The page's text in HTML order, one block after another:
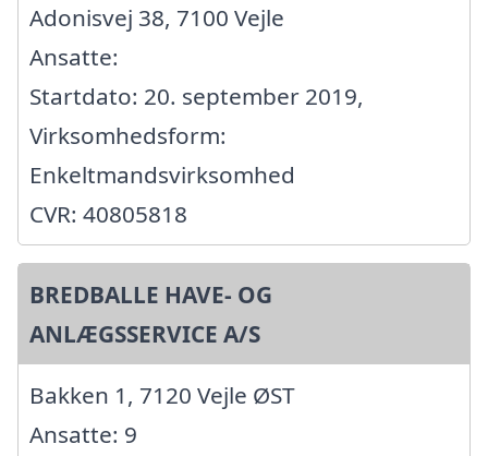
Adonisvej 38, 7100 Vejle
Ansatte:
Startdato: 20. september 2019,
Virksomhedsform:
Enkeltmandsvirksomhed
CVR: 40805818
BREDBALLE HAVE- OG
ANLÆGSSERVICE A/S
Bakken 1, 7120 Vejle ØST
Ansatte: 9